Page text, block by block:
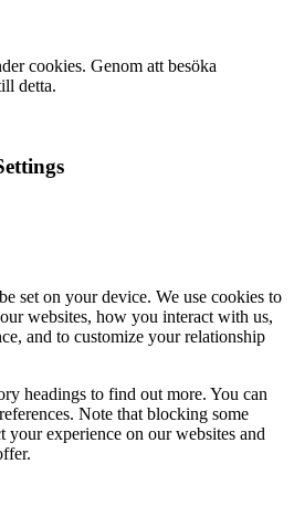
cookies. Genom att besöka
detta.
set on your device. We use cookies to
websites, how you interact with us,
and to customize your relationship
headings to find out more. You can
Note that blocking some
your experience on our websites and